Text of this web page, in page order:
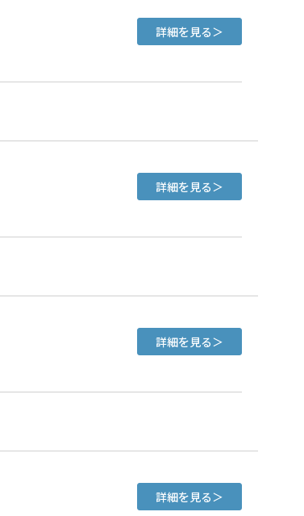
詳細を見る
詳細を見る
詳細を見る
詳細を見る